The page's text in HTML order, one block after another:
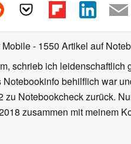
Mobile- 1550 Artikel auf
schrieb ich
behilflich war
Notebookcheck zurück.
zusammen mit meinem